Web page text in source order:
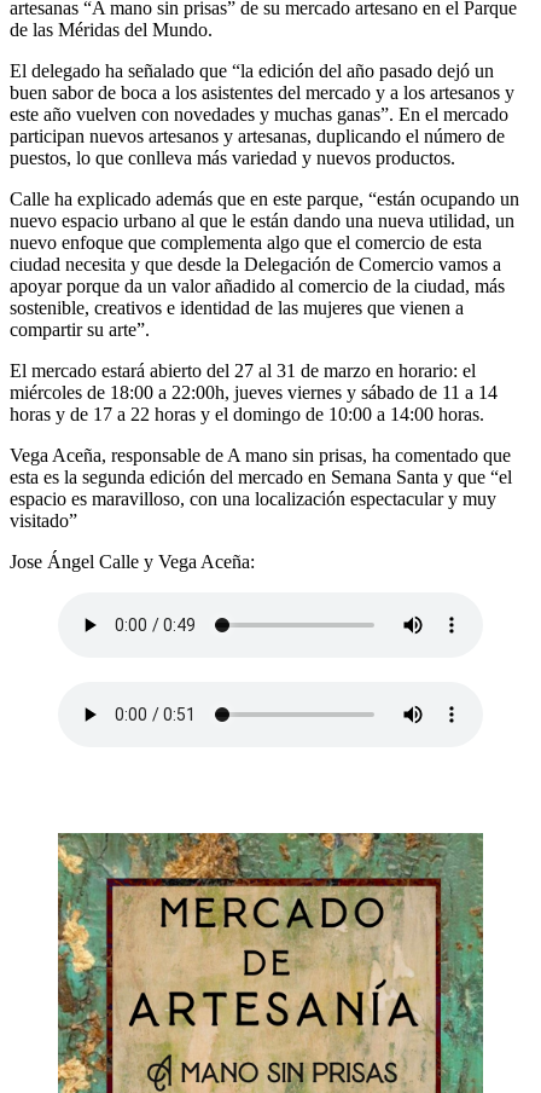
artesanas “A mano sin prisas” de su mercado artesano en el Parque
de las Méridas del Mundo.
El delegado ha señalado que “la edición del año pasado dejó un
buen sabor de boca a los asistentes del mercado y a los artesanos y
este año vuelven con novedades y muchas ganas”. En el mercado
participan nuevos artesanos y artesanas, duplicando el número de
puestos, lo que conlleva más variedad y nuevos productos.
Calle ha explicado además que en este parque, “están ocupando un
nuevo espacio urbano al que le están dando una nueva utilidad, un
nuevo enfoque que complementa algo que el comercio de esta
ciudad necesita y que desde la Delegación de Comercio vamos a
apoyar porque da un valor añadido al comercio de la ciudad, más
sostenible, creativos e identidad de las mujeres que vienen a
compartir su arte”.
El mercado estará abierto del 27 al 31 de marzo en horario: el
miércoles de 18:00 a 22:00h, jueves viernes y sábado de 11 a 14
horas y de 17 a 22 horas y el domingo de 10:00 a 14:00 horas.
Vega Aceña, responsable de A mano sin prisas, ha comentado que
esta es la segunda edición del mercado en Semana Santa y que “el
espacio es maravilloso, con una localización espectacular y muy
visitado”
Jose Ángel Calle y Vega Aceña: